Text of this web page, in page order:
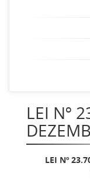
LEI Nº
LEI Nº